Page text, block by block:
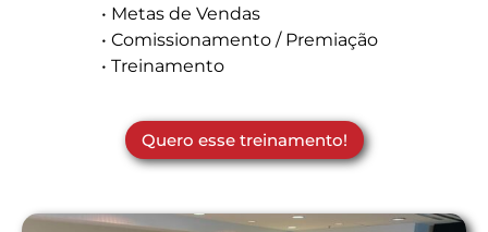
• Metas de Vendas
• Comissionamento / Premiação
• Treinamento
Quero esse treinamento!